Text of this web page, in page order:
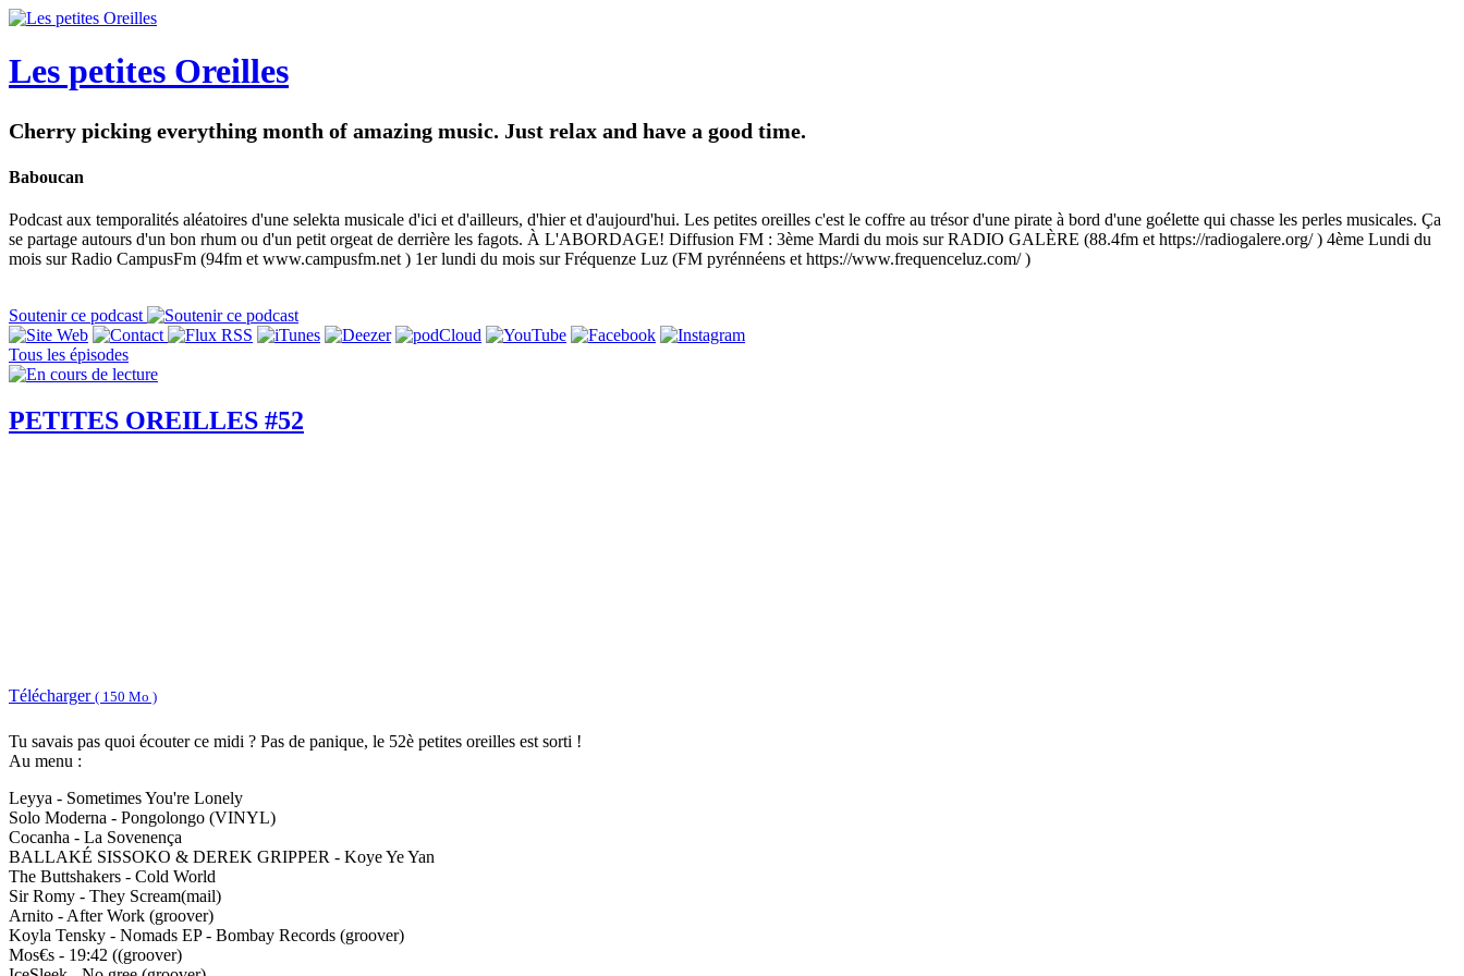
Les petites Oreilles
Cherry picking everything month of amazing music. Just relax and have a good time.
Baboucan
Podcast aux temporalités aléatoires d'une selekta musicale d'ici et d'ailleurs, d'hier et d'aujourd'hui. Les petites oreilles c'est le coffre au trésor d'une pirate à bord d'une goélette qui chasse les perles musicales. Ça
se partage autours d'un bon rhum ou d'un petit orgeat de derrière les fagots. À L'ABORDAGE! Diffusion FM : 3ème Mardi du mois sur RADIO GALÈRE (88.4fm et https://radiogalere.org/ ) 4ème Lundi du
mois sur Radio CampusFm (94fm et www.campusfm.net ) 1er lundi du mois sur Fréquenze Luz (FM pyrénnéens et https://www.frequenceluz.com/ )
Soutenir ce podcast
Tous les épisodes
PETITES OREILLES #52
Télécharger ( 150 Mo )
Tu savais pas quoi écouter ce midi ? Pas de panique, le 52è petites oreilles est sorti !
Au menu :
Leyya - Sometimes You're Lonely
Solo Moderna - Pongolongo (VINYL)
Cocanha - La Sovenença
BALLAKÉ SISSOKO & DEREK GRIPPER - Koye Ye Yan
The Buttshakers - Cold World
Sir Romy - They Scream(mail)
Arnito - After Work (groover)
Koyla Tensky - Nomads EP - Bombay Records (groover)
Mos€s - 19:42 ((groover)